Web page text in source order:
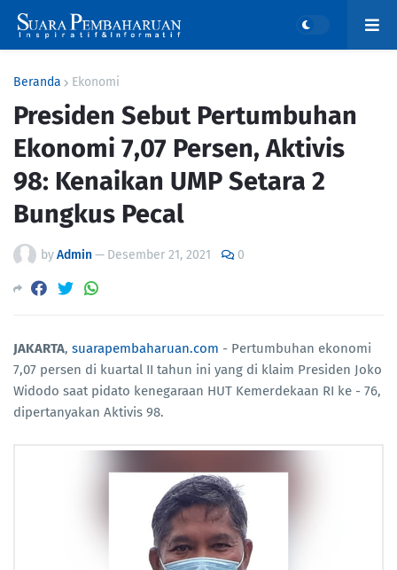
Beranda Ekonomi
Presiden Sebut Pertumbuhan
Ekonomi 7,07 Persen, Aktivis
98: Kenaikan UMP Setara 2
Bungkus Pecal
byAdmin— Desember 21, 2021 0
JAKARTA, suarapembaharuan.com - Pertumbuhan ekonomi
7,07 persen di kuartal II tahun ini yang di klaim Presiden Joko
Widodo saat pidato kenegaraan HUT Kemerdekaan RI ke - 76,
dipertanyakan Aktivis 98.